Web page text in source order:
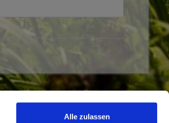
Alle zulassen